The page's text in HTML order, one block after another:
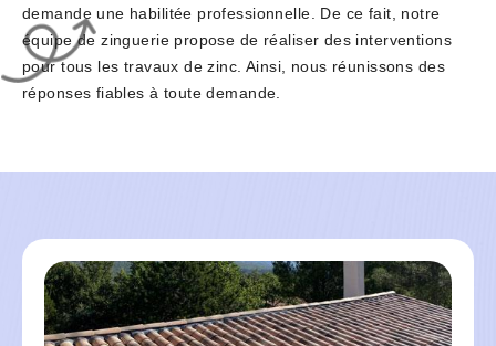
demande une habilitée professionnelle. De ce fait, notre
équipe de zinguerie propose de réaliser des interventions
pour tous les travaux de zinc. Ainsi, nous réunissons des
réponses fiables à toute demande.